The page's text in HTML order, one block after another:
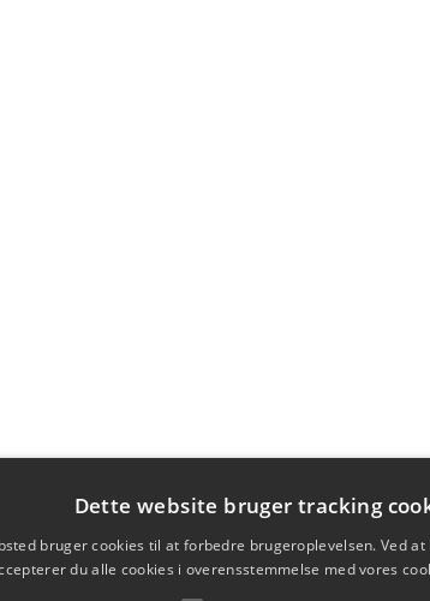
Dette website bruger tracking
bruger cookies til at forbedre brugeroplevelsen. Ved
du alle cookies i overensstemmelse med vores